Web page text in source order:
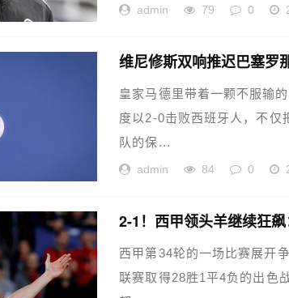
admin 79 0
皇家马德里带着一颗不服输
度以2-0击败西班牙人，不仅
队的保...
admin 84 0
2-1！西甲领头羊继续狂
西甲第34轮的一场比赛展开
联赛取得28胜1平4负的出色